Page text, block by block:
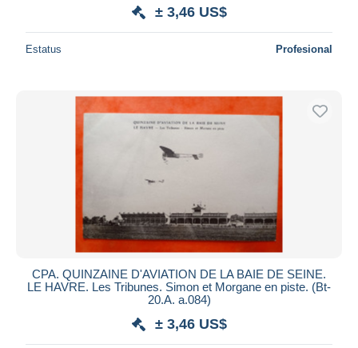
± 3,46 US$
Estatus Profesional
CPA. QUINZAINE D'AVIATION DE LA BAIE DE SEINE.
LE HAVRE. Les Tribunes. Simon et Morgane en piste. (Bt-
20.A. a.084)
± 3,46 US$